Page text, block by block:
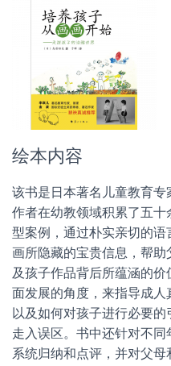
绘本内容
该书是日本著名儿童教育专
作者在幼教领域积累了五
型案例，通过朴实亲切的
画所隐藏的宝贵信息，帮
及孩子作品背后所蕴涵的
面发展的角度，来指导成人
以及如何对孩子进行必要
走入误区。书中还针对不
系统归纳和点评，并对父